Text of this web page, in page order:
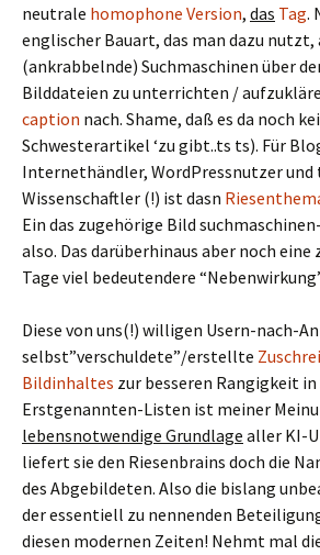
neutrale homophone Version, das Tag.
englischer Bauart, das man dazu
(ankrabbelnde) Suchmaschinen über
Bilddateien zu unterrichten /
caption nach. Shame, daß es da noch
Schwesterartikel ‘zu gibt..ts ts). Für
Internethändler, WordPressnutzer und
Wissenschaftler (!) ist dasn
Ein das zugehörige Bild
also. Das darüberhinaus aber noch eine
Tage viel bedeutendere
Diese von uns(!) willigen Usern-nach-
selbst”verschuldete”/erstellte
Bildinhaltes zur besseren Rangigkeit
Erstgenannten-Listen ist meiner
lebensnotwendige Grundlage aller KI-
liefert sie den Riesenbrains doch die
des Abgebildeten. Also die bislang
der essentiell zu nennenden
diesen modernen Zeiten! Nehmt mal